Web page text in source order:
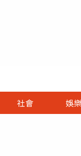
社會 娛樂
財經首頁
熱線
政